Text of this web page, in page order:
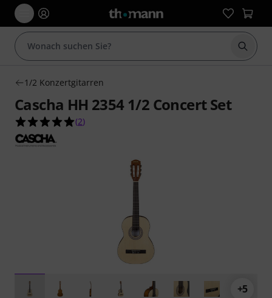
Suche
1/2 Konzertgitarren
Cascha HH 2354 1/2 Concert Set
5.0 von 5 Sternen aus 2 Kundenbewertungen
(2)
+5